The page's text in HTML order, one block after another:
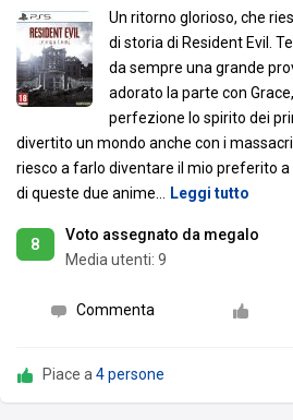
Un ritorno glorioso, che
di storia di Resident Evil.
da sempre una grande
adorato la parte con
perfezione lo spirito dei
divertito un mondo anche con i
riesco a farlo diventare il mio preferito
di queste due anime… Leggi tutto
8
Voto assegnato da megalo
Media utenti: 9
Commenta
Piace a4 persone